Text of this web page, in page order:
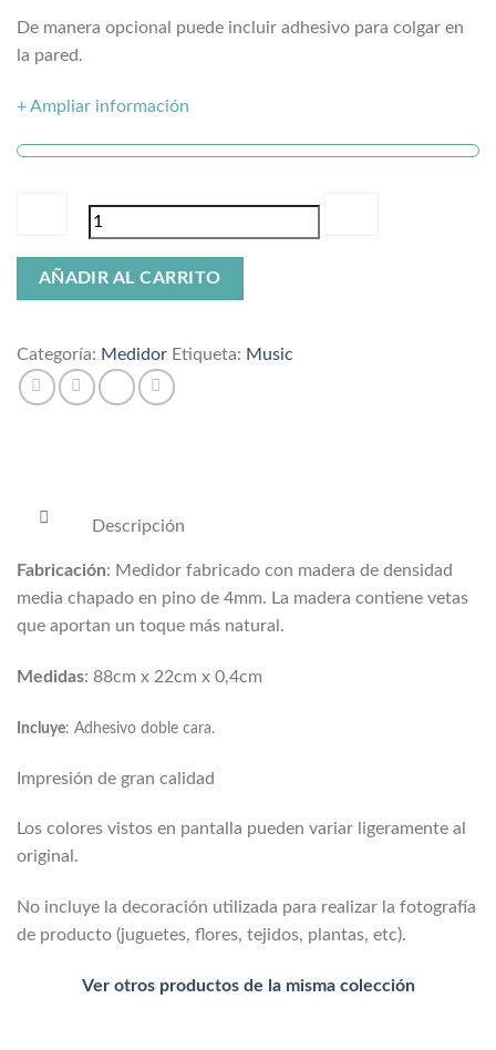
De manera opcional puede incluir adhesivo para colgar en
la pared.
+ Ampliar información
Medidor
AÑADIR AL CARRITO
Categoría: Medidor Etiqueta: Music
Descripción
Fabricación: Medidor fabricado con madera de densidad
media chapado en pino de 4mm. La madera contiene vetas
que aportan un toque más natural.
Medidas: 88cm x 22cm x 0,4cm
Incluye: Adhesivo doble cara.
Impresión de gran calidad
Los colores vistos en pantalla pueden variar ligeramente al
original.
No incluye la decoración utilizada para realizar la fotografía
de producto (juguetes, flores, tejidos, plantas, etc).
Ver otros productos de la misma colección